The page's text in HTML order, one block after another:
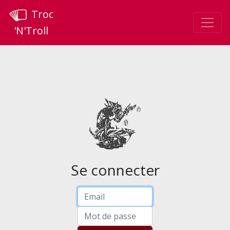
Troc
'N'Troll
Se connecter
Mot de passe